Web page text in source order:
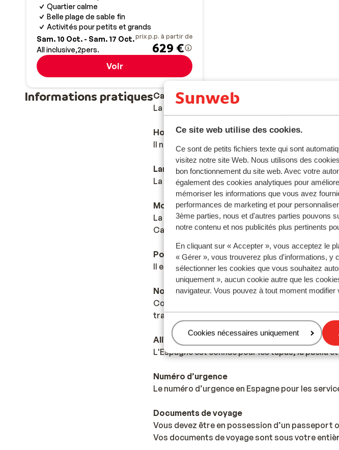
Ce site web utilise des cookies.
Ce sont de petits fichiers texte qui sont
visitez notre site Web. Nous utilisons des
bon fonctionnement du site web. Avec votre
également des cookies analytiques pour
mémoriser les informations que vous avez
performances de marketing et pour
3ème parties, nous et d'autres parties pouvons
notre contenu et nos publicités plus pertinents
En cliquant sur « Accepter », vous acceptez le
« Gérer », vous trouverez plus d'informations, y
sélectionner les cookies que vous souhaitez
uniquement », aucun cookie autre que les
navigateur. Vous pouvez à tout moment
Gérer
Cookies nécessaires uniquement
Quartier calme
Belle plage de sable fin
Activités pour petits et grands
Sam. 10 Oct. - Sam. 17 Oct.
All inclusive 2pers.
prix p.p. à partir de
629 €
Voir
Informations pratiquesCapitale
La capitale de l’Espagne est Madrid.
Horaires
Il n'y a pas de décalage horaire entre L'Espagne
Langue
La langue officielle est l’espagnol.
Monnaie
La monnaie officielle est l’euro. Il est possible
Canaries.
Pourboires
Il est habituel en Espagne de donner 5% à 10%
Norme électrique
Comme dans la majorité des pays en Europe, la
transformateur/adaptateur n'est pas
Alimentation
L'Espagne est connue pour les tapas, la paella
Numéro d’urgence
Le numéro d’urgence en Espagne pour les
Documents de voyage
Vous devez être en possession d’un passeport
Vos documents de voyage sont sous votre